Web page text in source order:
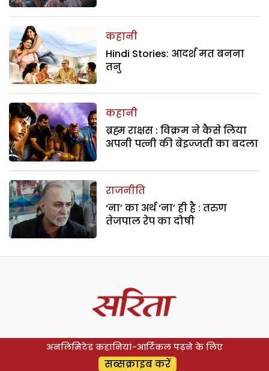
कहानी
Hindi Stories: आदर्श मत बनना
तनु
कहानी
ब्रह्म राक्षस : विक्रम ने कैसे लिया
अपनी पत्नी की बेइज्जती का बदला
राजनीति
‘ना’ का अर्थ ‘ना’ ही है : तरुण
तेजपाल रेप का दोषी
अनलिमिटेड कहानियां-आर्टिकल पढ़ने के लिए
सब्सक्राइब करें